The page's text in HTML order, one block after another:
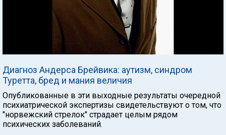
Диагноз Андерса Брейвика: аутизм, синдром
Туретта, бред и мания величия
Опубликованные в эти выходные результаты очередной
психиатрической экспертизы свидетельствуют о том, что
"норвежский стрелок" страдает целым рядом
психических заболеваний.